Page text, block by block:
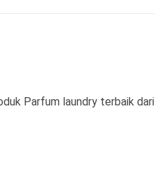
Parfum laundry terbaik dari